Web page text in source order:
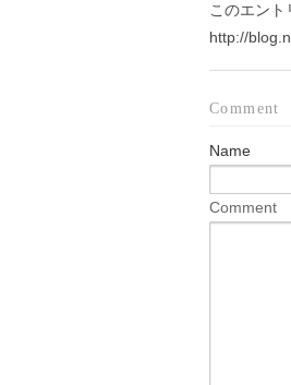
このエント
http://
Comment
Name
Comment